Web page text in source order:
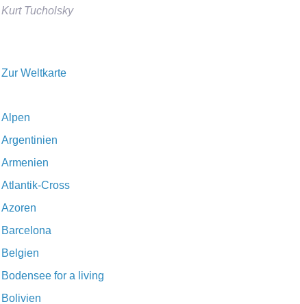
Kurt Tucholsky
Zur Weltkarte
Alpen
Argentinien
Armenien
Atlantik-Cross
Azoren
Barcelona
Belgien
Bodensee for a living
Bolivien